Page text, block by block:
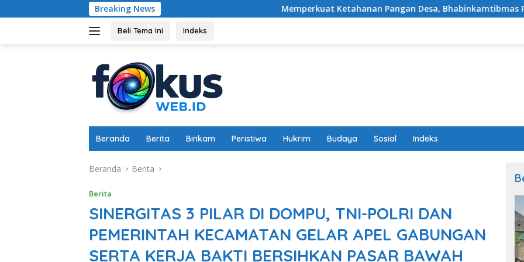
ke
Breaking News Memperkuat Ketahanan Pangan Desa, Bhabinkamtibmas Polsek Labuapi
Beli Tema Ini Indeks
Beranda Berita Binkam Peristiwa Hukrim Budaya Sosial Indeks
Beranda Berita
Berita
SINERGITAS 3 PILAR DI DOMPU, TNI-POLRI DAN
PEMERINTAH KECAMATAN GELAR APEL GABUNGAN
SERTA KERJA BAKTI BERSIHKAN PASAR BAWAH